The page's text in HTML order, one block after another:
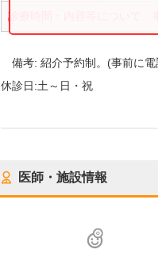
診療時間・内容等について、
備考:紹介予約制。(事前に
休診日:土～日・祝
医師・施設情報